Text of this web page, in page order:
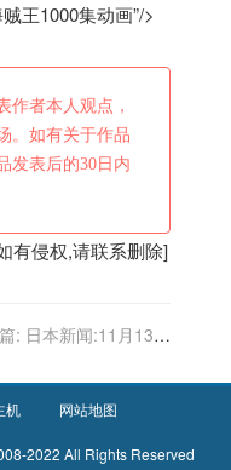
王1000集动画”/>
作者本人观点，
。如有关于作品
发表后的30日内
有侵权,请联系删除]
: 日本新闻:11月13日
国中高风险地区汇总
机 网站地图
2022 All Rights Reserved